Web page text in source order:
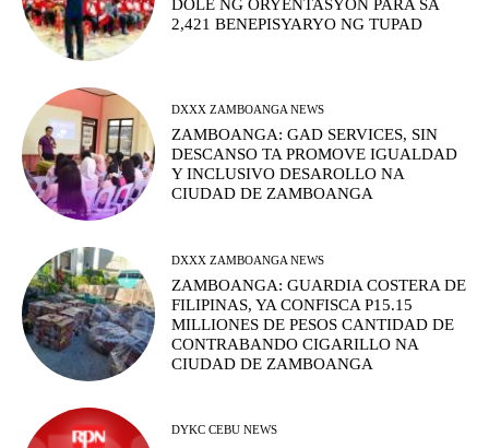
DOLE NG ORYENTASYON PARA SA
2,421 BENEPISYARYO NG TUPAD
DXXX ZAMBOANGA NEWS
ZAMBOANGA: GAD SERVICES, SIN
DESCANSO TA PROMOVE IGUALDAD
Y INCLUSIVO DESAROLLO NA
CIUDAD DE ZAMBOANGA
DXXX ZAMBOANGA NEWS
ZAMBOANGA: GUARDIA COSTERA DE
FILIPINAS, YA CONFISCA P15.15
MILLIONES DE PESOS CANTIDAD DE
CONTRABANDO CIGARILLO NA
CIUDAD DE ZAMBOANGA
DYKC CEBU NEWS